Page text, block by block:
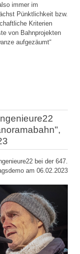
immer im
Pünktlichkeit bzw.
Kriterien
von Bahnprojekten
aufgezäumt“
bei der 647.
am 06.02.2023